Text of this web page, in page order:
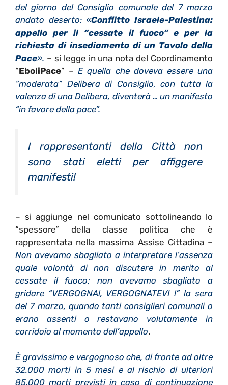
del giorno del Consiglio comunale del 7 marzo
andato deserto: «Conflitto Israele-Palestina:
appello per il “cessate il fuoco” e per la
richiesta di insediamento di un Tavolo della
Pace». – si legge in una nota del Coordinamento
“EboliPace” –E quella che doveva essere una
“moderata” Delibera di Consiglio, con tutta la
valenza di una Delibera, diventerà … un manifesto
“in favore della pace”.
I rappresentanti della Città non
sono stati eletti per affiggere
manifesti!
– si aggiunge nel comunicato sottolineando lo
“spessore” della classe politica che è
rappresentata nella massima Assise Cittadina –
Non avevamo sbagliato a interpretare l’assenza
quale volontà di non discutere in merito al
cessate il fuoco; non avevamo sbagliato a
gridare “VERGOGNA!, VERGOGNATEVI !” la sera
del 7 marzo, quando tanti consiglieri comunali o
erano assenti o restavano volutamente in
corridoio al momento dell’appello.
È gravissimo e vergognoso che, di fronte ad oltre
32.000 morti in 5 mesi e al rischio di ulteriori
85.000 morti previsti in caso di continuazione